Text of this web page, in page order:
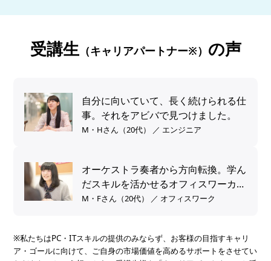
受講生（キャリアパートナー※） の声
自分に向いていて、長く続けられる仕
事。それをアビバで見つけました。
M・Hさん（20代） ／ エンジニア
オーケストラ奏者から方向転換。学ん
だスキルを活かせるオフィスワーカー
へ。
M・Fさん（20代） ／ オフィスワーク
※私たちはPC・ITスキルの提供のみならず、お客様の目指すキャリ
ア・ゴールに向けて、ご自身の市場価値を高めるサポートをさせてい